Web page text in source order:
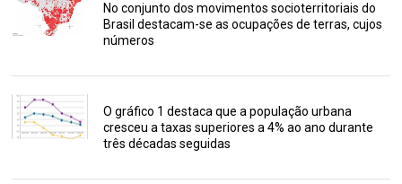
No conjunto dos movimentos socioterritoriais do
Brasil destacam-se as ocupações de terras, cujos
números
O gráfico 1 destaca que a população urbana
cresceu a taxas superiores a 4% ao ano durante
três décadas seguidas